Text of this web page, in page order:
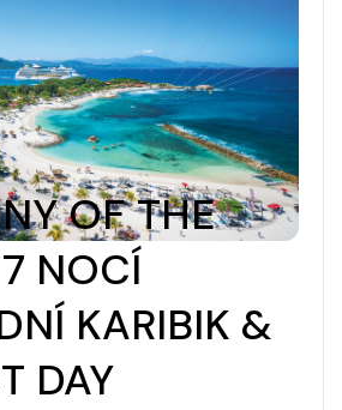
OF THE
NOCÍ
KARIBIK &
DAY